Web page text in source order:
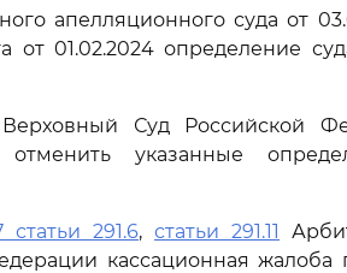
апелляционного суда от
от 01.02.2024 определение
Суд Российской
указанные
статьи 291.6, статьи 291.11
кассационная жалоба